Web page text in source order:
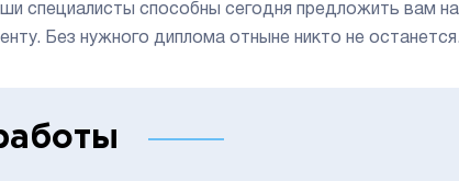
специалисты способны сегодня предложить вам
Без нужного диплома отныне никто не останется.